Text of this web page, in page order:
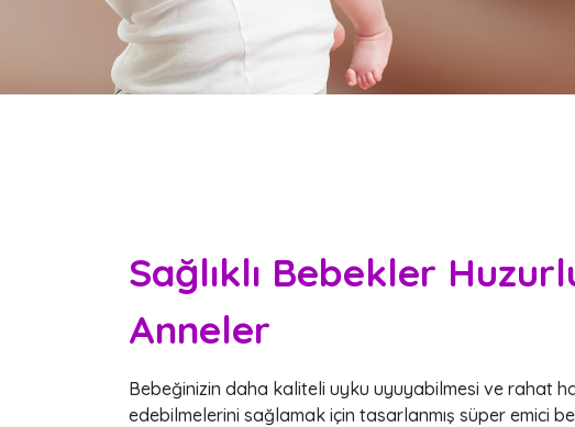
Sağlıklı Bebekler
Anneler
Bebeğinizin daha kaliteli uyku uyuyabilmesi ve rahat
edebilmelerini sağlamak için tasarlanmış süper emici